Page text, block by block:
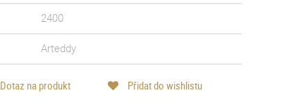
2400
Arteddy
Dotaz na produkt Přidat do wishlistu